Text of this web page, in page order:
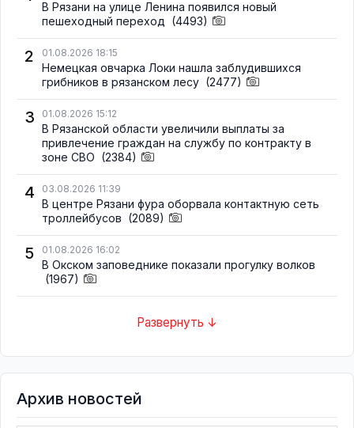
В Рязани на улице Ленина появился новый
пешеходный переход (4493)
2 01.08.2026 18:15
Немецкая овчарка Локи нашла заблудившихся
грибников в рязанском лесу (2477)
3 01.08.2026 15:12
В Рязанской области увеличили выплаты за
привлечение граждан на службу по контракту в
зоне СВО (2384)
4 03.08.2026 11:39
В центре Рязани фура оборвала контактную сеть
троллейбусов (2089)
5 01.08.2026 16:02
В Окском заповеднике показали прогулку волков
(1967)
Развернуть ↓
Архив новостей